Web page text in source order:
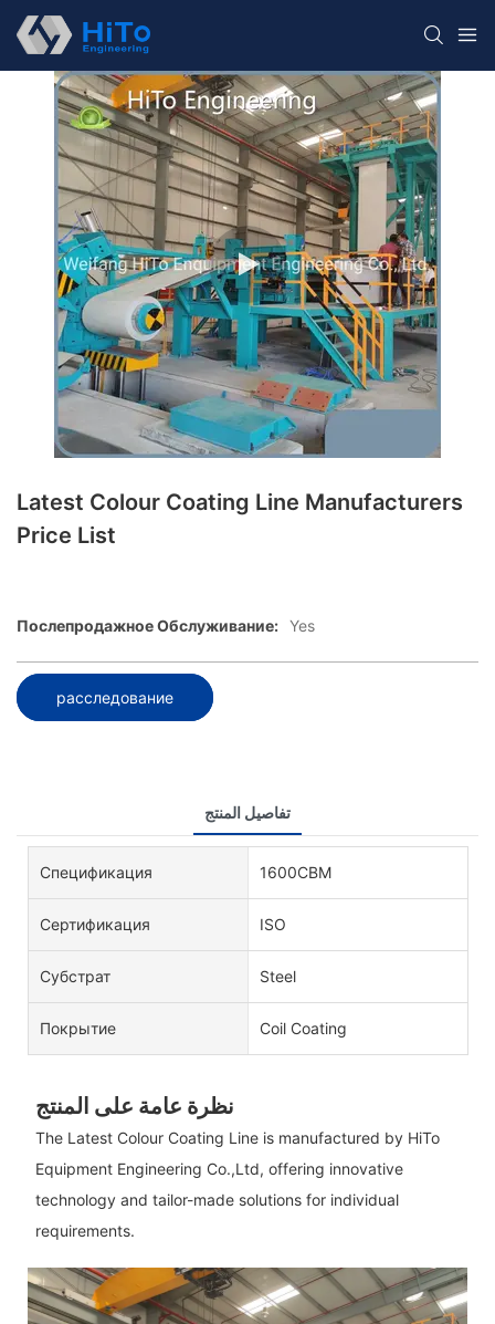
Latest Colour Coating Line Manufacturers
Price List
Послепродажное Обслуживание: Yes
расследование
تفاصيل المنتج
Спецификация 1600CBM
Сертификация ISO
Субстрат Steel
Покрытие Coil Coating
نظرة عامة على المنتج
The Latest Colour Coating Line is manufactured by HiTo
Equipment Engineering Co.,Ltd, offering innovative
technology and tailor-made solutions for individual
requirements.